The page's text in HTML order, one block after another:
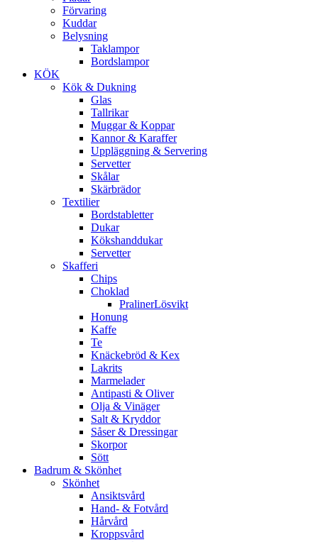
Förvaring
Kuddar
Belysning
Taklampor
Bordslampor
KÖK
Kök & Dukning
Glas
Tallrikar
Muggar & Koppar
Kannor & Karaffer
Uppläggning & Servering
Servetter
Skålar
Skärbrädor
Textilier
Bordstabletter
Dukar
Kökshanddukar
Servetter
Skafferi
Chips
Choklad
PralinerLösvikt
Honung
Kaffe
Te
Knäckebröd & Kex
Lakrits
Marmelader
Antipasti & Oliver
Olja & Vinäger
Salt & Kryddor
Såser & Dressingar
Skorpor
Sött
Badrum & Skönhet
Skönhet
Ansiktsvård
Hand- & Fotvård
Hårvård
Kroppsvård